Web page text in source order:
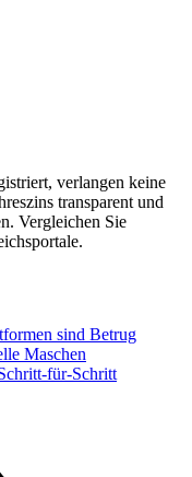
verlangen keine
transparent und
Vergleichen Sie
sind Betrug
Maschen
für-Schritt